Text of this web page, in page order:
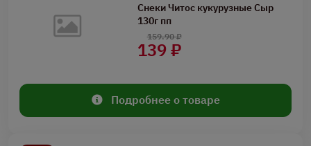
Снеки Читос кукурузные Сыр
130г пп
139 ₽
159.90 ₽
Подробнее о товаре